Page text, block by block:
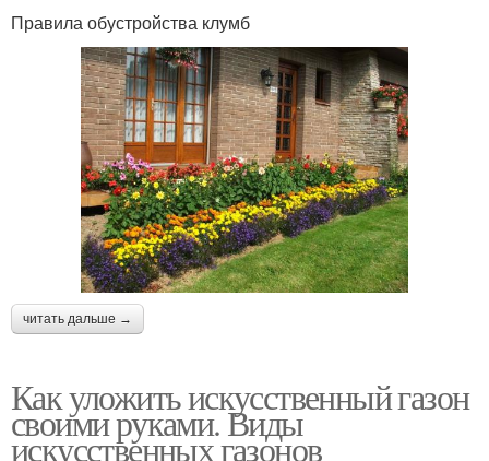
Правила обустройства клумб
читать дальше →
Как уложить искусственный газон
своими руками. Виды
искусственных газонов